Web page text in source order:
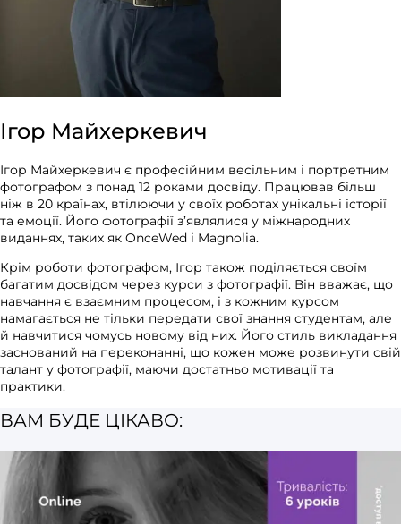
Ігор Майхеркевич
Ігор Майхеркевич є професійним весільним і портретним
фотографом з понад 12 роками досвіду. Працював більш
ніж в 20 країнах, втілюючи у своїх роботах унікальні історії
та емоції. Його фотографії з’являлися у міжнародних
виданнях, таких як OnceWed і Magnolia.
Крім роботи фотографом, Ігор також поділяється своїм
багатим досвідом через курси з фотографії. Він вважає, що
навчання є взаємним процесом, і з кожним курсом
намагається не тільки передати свої знання студентам, але
й навчитися чомусь новому від них. Його стиль викладання
заснований на переконанні, що кожен може розвинути свій
талант у фотографії, маючи достатньо мотивації та
практики.
ВАМ БУДЕ ЦІКАВО: